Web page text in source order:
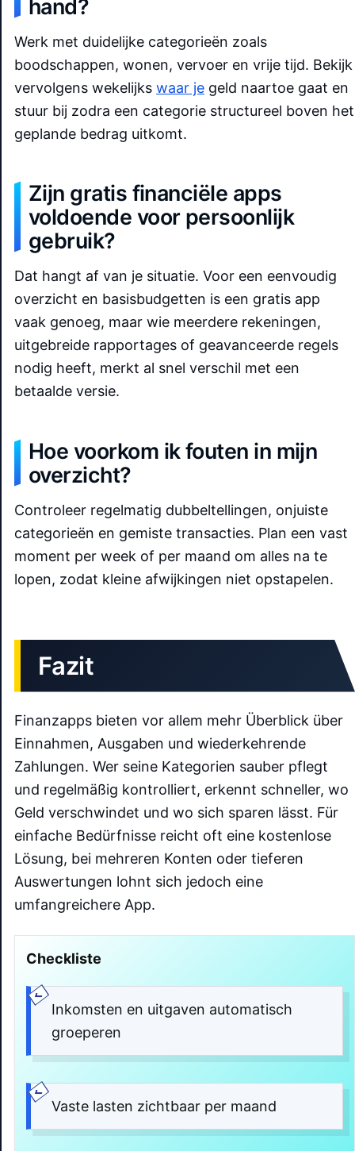
hand?
Werk met duidelijke categorieën zoals
boodschappen, wonen, vervoer en vrije tijd. Bekijk
vervolgens wekelijks waar je geld naartoe gaat en
stuur bij zodra een categorie structureel boven het
geplande bedrag uitkomt.
Zijn gratis financiële apps
voldoende voor persoonlijk
gebruik?
Dat hangt af van je situatie. Voor een eenvoudig
overzicht en basisbudgetten is een gratis app
vaak genoeg, maar wie meerdere rekeningen,
uitgebreide rapportages of geavanceerde regels
nodig heeft, merkt al snel verschil met een
betaalde versie.
Hoe voorkom ik fouten in mijn
overzicht?
Controleer regelmatig dubbeltellingen, onjuiste
categorieën en gemiste transacties. Plan een vast
moment per week of per maand om alles na te
lopen, zodat kleine afwijkingen niet opstapelen.
Fazit
Finanzapps bieten vor allem mehr Überblick über
Einnahmen, Ausgaben und wiederkehrende
Zahlungen. Wer seine Kategorien sauber pflegt
und regelmäßig kontrolliert, erkennt schneller, wo
Geld verschwindet und wo sich sparen lässt. Für
einfache Bedürfnisse reicht oft eine kostenlose
Lösung, bei mehreren Konten oder tieferen
Auswertungen lohnt sich jedoch eine
umfangreichere App.
Checkliste
Inkomsten en uitgaven automatisch
groeperen
Vaste lasten zichtbaar per maand